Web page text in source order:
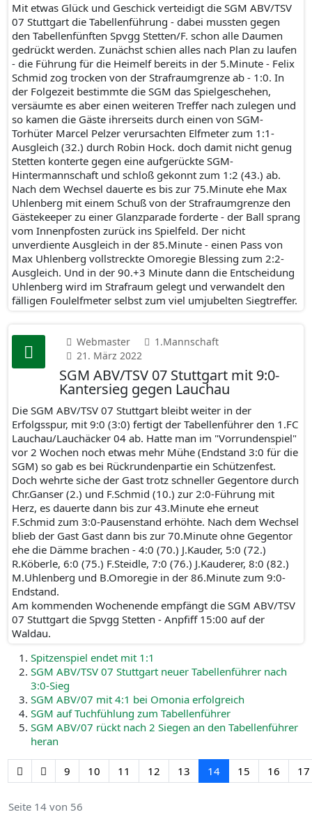
Mit etwas Glück und Geschick verteidigt die SGM ABV/TSV
07 Stuttgart die Tabellenführung - dabei mussten gegen
den Tabellenfünften Spvgg Stetten/F. schon alle Daumen
gedrückt werden. Zunächst schien alles nach Plan zu laufen
- die Führung für die Heimelf bereits in der 5.Minute - Felix
Schmid zog trocken von der Strafraumgrenze ab - 1:0. In
der Folgezeit bestimmte die SGM das Spielgeschehen,
versäumte es aber einen weiteren Treffer nach zulegen und
so kamen die Gäste ihrerseits durch einen von SGM-
Torhüter Marcel Pelzer verursachten Elfmeter zum 1:1-
Ausgleich (32.) durch Robin Hock. doch damit nicht genug
Stetten konterte gegen eine aufgerückte SGM-
Hintermannschaft und schloß gekonnt zum 1:2 (43.) ab.
Nach dem Wechsel dauerte es bis zur 75.Minute ehe Max
Uhlenberg mit einem Schuß von der Strafraumgrenze den
Gästekeeper zu einer Glanzparade forderte - der Ball sprang
vom Innenpfosten zurück ins Spielfeld. Der nicht
unverdiente Ausgleich in der 85.Minute - einen Pass von
Max Uhlenberg vollstreckte Omoregie Blessing zum 2:2-
Ausgleich. Und in der 90.+3 Minute dann die Entscheidung
Uhlenberg wird im Strafraum gelegt und verwandelt den
fälligen Foulelfmeter selbst zum viel umjubelten Siegtreffer.
Webmaster
1.Mannschaft
21. März 2022
SGM ABV/TSV 07 Stuttgart mit 9:0-
Kantersieg gegen Lauchau
Die SGM ABV/TSV 07 Stuttgart bleibt weiter in der
Erfolgsspur, mit 9:0 (3:0) fertigt der Tabellenführer den 1.FC
Lauchau/Lauchäcker 04 ab. Hatte man im "Vorrundenspiel"
vor 2 Wochen noch etwas mehr Mühe (Endstand 3:0 für die
SGM) so gab es bei Rückrundenpartie ein Schützenfest.
Doch wehrte siche der Gast trotz schneller Gegentore durch
Chr.Ganser (2.) und F.Schmid (10.) zur 2:0-Führung mit
Herz, es dauerte dann bis zur 43.Minute ehe erneut
F.Schmid zum 3:0-Pausenstand erhöhte. Nach dem Wechsel
blieb der Gast Gast dann bis zur 70.Minute ohne Gegentor
ehe die Dämme brachen - 4:0 (70.) J.Kauder, 5:0 (72.)
R.Köberle, 6:0 (75.) F.Steidle, 7:0 (76.) J.Kauderer, 8:0 (82.)
M.Uhlenberg und B.Omoregie in der 86.Minute zum 9:0-
Endstand.
Am kommenden Wochenende empfängt die SGM ABV/TSV
07 Stuttgart die Spvgg Stetten - Anpfiff 15:00 auf der
Waldau.
Spitzenspiel endet mit 1:1
SGM ABV/TSV 07 Stuttgart neuer Tabellenführer nach
3:0-Sieg
SGM ABV/07 mit 4:1 bei Omonia erfolgreich
SGM auf Tuchfühlung zum Tabellenführer
SGM ABV/07 rückt nach 2 Siegen an den Tabellenführer
heran
9 10 11 12 13 14 15 16 17
Seite 14 von 56